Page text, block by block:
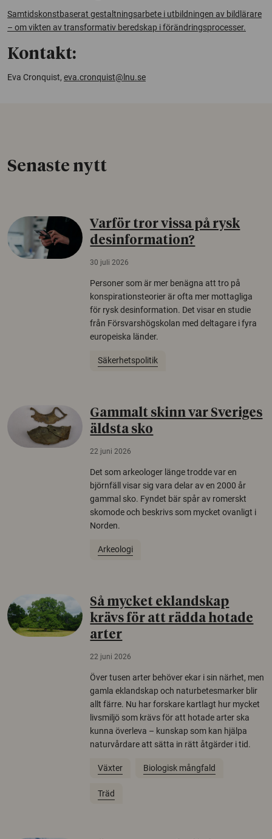
Samtidskonstbaserat gestaltningsarbete i utbildningen av bildlärare
– om vikten av transformativ beredskap i förändringsprocesser.
Kontakt:
Eva Cronquist, eva.cronquist@lnu.se
Senaste nytt
Varför tror vissa på rysk
desinformation?
30 juli 2026
Personer som är mer benägna att tro på
konspirationsteorier är ofta mer mottagliga
för rysk desinformation. Det visar en studie
från Försvarshögskolan med deltagare i fyra
europeiska länder.
Säkerhetspolitik
Gammalt skinn var Sveriges
äldsta sko
22 juni 2026
Det som arkeologer länge trodde var en
björnfäll visar sig vara delar av en 2000 år
gammal sko. Fyndet bär spår av romerskt
skomode och beskrivs som mycket ovanligt i
Norden.
Arkeologi
Så mycket eklandskap
krävs för att rädda hotade
arter
22 juni 2026
Över tusen arter behöver ekar i sin närhet, men
gamla eklandskap och naturbetesmarker blir
allt färre. Nu har forskare kartlagt hur mycket
livsmiljö som krävs för att hotade arter ska
kunna överleva – kunskap som kan hjälpa
naturvårdare att sätta in rätt åtgärder i tid.
Växter Biologisk mångfald
Träd